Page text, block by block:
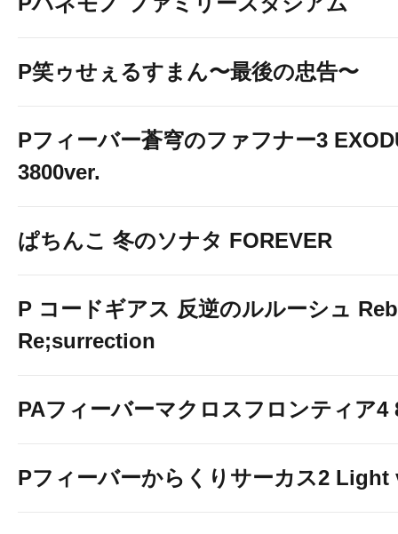
P笑ゥせぇるすまん〜最後の忠告〜
Pフィーバー蒼穹のファフナー3
3800ver.
ぱちんこ 冬のソナタ FOREVER
P コードギアス 反逆のルルーシュ
Re;surrection
PAフィーバーマクロスフロンティア4
Pフィーバーからくりサーカス2 Light